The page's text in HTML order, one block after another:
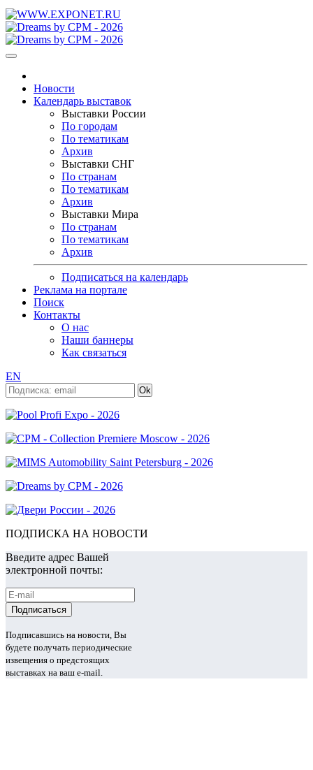
Новости
Календарь выставок
Выставки России
По городам
По тематикам
Архив
Выставки СНГ
По странам
По тематикам
Архив
Выставки Мира
По странам
По тематикам
Архив
Подписаться на календарь
Реклама на портале
Поиск
Контакты
О нас
Наши баннеры
Как связаться
EN
ПОДПИСКА НА НОВОСТИ
Введите адрес Вашей
электронной почты:
Подписавшись на новости, Вы
будете получать периодические
извещения о предстоящих
выставках на ваш e-mail.